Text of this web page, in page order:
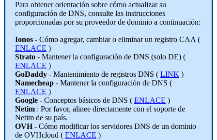
Para obtener orientación sobre cómo actualizar su
configuración de DNS, consulte las instrucciones
proporcionadas por su proveedor de dominio a continuación:
Ionos - Cómo agregar, cambiar o eliminar un registro CAA (
ENLACE )
Strato - Mantener la configuración de DNS (solo DE) (
ENLACE )
GoDaddy - Mantenimiento de registros DNS ( LINK )
Namecheap - Mantener la configuración de DNS (
ENLACE )
Google - Conceptos básicos de DNS ( ENLACE )
Netim : Por favor, alinee directamente con el soporte de
Netim de su país.
OVH- Cómo modificar los servidores DNS de un dominio
de OVHcloud ( ENLACE )